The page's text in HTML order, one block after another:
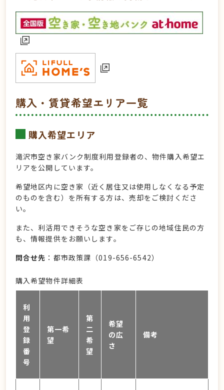
購入・賃貸希望エリア一覧
購入希望エリア
滝沢市空き家バンク制度利用登録者の、物件購入希望エ
リアを公開しています。
希望地区内に空き家（近く居住又は使用しなくなる予定
のものを含む）を所有する方は、売却をご検討くださ
い。
また、利活用できそうな空き家をご存じの地域住民の方
も、情報提供をお願いします。
問合せ先 ：都市政策課（019-656-6542）
購入希望物件詳細表
利
用
登
録
番
号
第一希
望
第
二
希
望
希望
の広
さ
備考